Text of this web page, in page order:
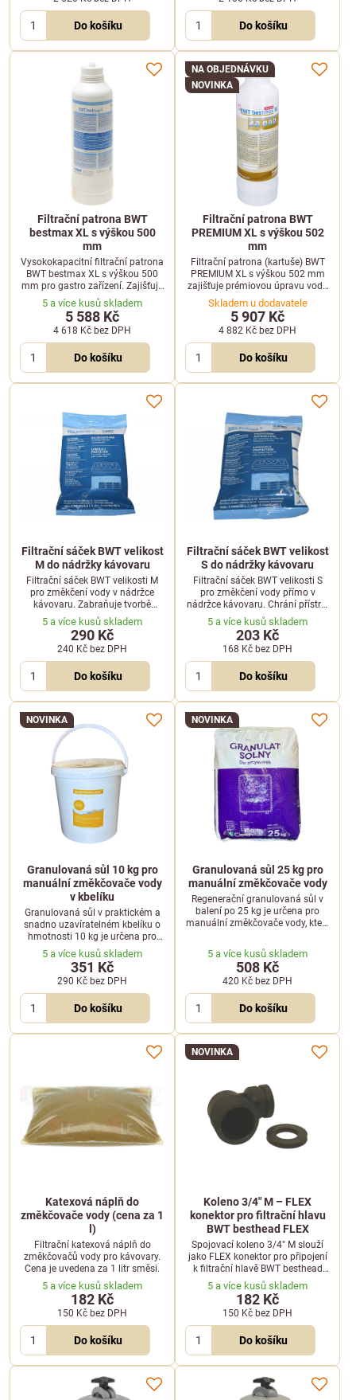
Do košíku Do košíku
Filtrační patrona BWT
bestmax XL s výškou 500
mm
Vysokokapacitní filtrační patrona
BWT bestmax XL s výškou 500
mm pro gastro zařízení. Zajišťuje
pětistupňovou filtraci a
spolehlivou ochranu před vodním
kamenem.
5 a více kusů skladem
5 588 Kč
4 618 Kč bez DPH
Do košíku
NA OBJEDNÁVKU
NOVINKA
Filtrační patrona BWT
PREMIUM XL s výškou 502
mm
Filtrační patrona (kartuše) BWT
PREMIUM XL s výškou 502 mm
zajišťuje prémiovou úpravu vody
pro kávovary a nápojové
automaty. Díky patentované
technologii mineralizace
hořčíkem zvyšuje kvalitu extrakce
kávy a spolehlivě chrání přístroje
před vodním kamenem.
Skladem u dodavatele
5 907 Kč
4 882 Kč bez DPH
Do košíku
Filtrační sáček BWT velikost
M do nádržky kávovaru
Filtrační sáček BWT velikosti M
pro změkčení vody v nádržce
kávovaru. Zabraňuje tvorbě
vodního kamene, předchází
vzniku bakterií a upraví až 100
litrů vody.
5 a více kusů skladem
290 Kč
240 Kč bez DPH
Do košíku
Filtrační sáček BWT velikost
S do nádržky kávovaru
Filtrační sáček BWT velikosti S
pro změkčení vody přímo v
nádržce kávovaru. Chrání přístroj
před usazováním vodního
kamene a upraví až 50 litrů vody.
5 a více kusů skladem
203 Kč
168 Kč bez DPH
Do košíku
NOVINKA
Granulovaná sůl 10 kg pro
manuální změkčovače vody
v kbelíku
Granulovaná sůl v praktickém a
snadno uzavíratelném kbelíku o
hmotnosti 10 kg je určena pro
regeneraci manuálních
změkčovačů vody v gastro
provozech.
5 a více kusů skladem
351 Kč
290 Kč bez DPH
Do košíku
NOVINKA
Granulovaná sůl 25 kg pro
manuální změkčovače vody
Regenerační granulovaná sůl v
balení po 25 kg je určena pro
manuální změkčovače vody, které
před vodním kamenem.
5 a více kusů skladem
508 Kč
420 Kč bez DPH
Do košíku
Katexová náplň do
změkčovače vody (cena za 1
l)
Filtrační katexová náplň do
změkčovačů vody pro kávovary.
Cena je uvedena za 1 litr směsi.
5 a více kusů skladem
182 Kč
150 Kč bez DPH
Do košíku
NOVINKA
Koleno 3/4" M – FLEX
konektor pro filtrační hlavu
BWT besthead FLEX
Spojovací koleno 3/4" M slouží
jako FLEX konektor pro připojení
k filtrační hlavě BWT besthead
FLEX. Umožňuje bezpečné a
flexibilní zapojení vodního filtru.
5 a více kusů skladem
182 Kč
150 Kč bez DPH
Do košíku